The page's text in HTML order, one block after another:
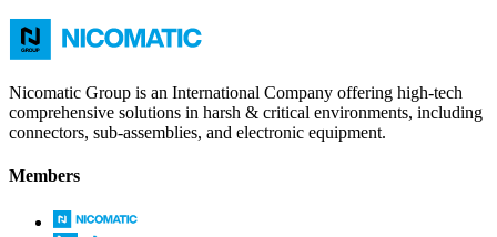
Nicomatic Group is an International Company offering high-tech
comprehensive solutions in harsh & critical environments, including
connectors, sub-assemblies, and electronic equipment.
Members